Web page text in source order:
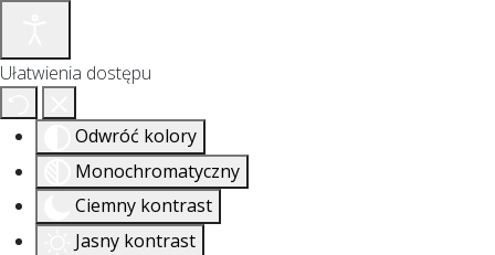
Ułatwienia dostępu
Odwróć kolory
Monochromatyczny
Ciemny kontrast
Jasny kontrast